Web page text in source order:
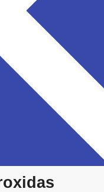
som
ett enzym som
som produceras
När
som ett hot,
kan leda till